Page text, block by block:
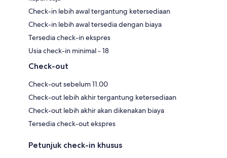
Check-in lebih awal tergantung ketersediaan
Check-in lebih awal tersedia dengan biaya
Tersedia check-in ekspres
Usia check-in minimal - 18
Check-out
Check-out sebelum 11.00
Check-out lebih akhir tergantung ketersediaan
Check-out lebih akhir akan dikenakan biaya
Tersedia check-out ekspres
Petunjuk check-in khusus